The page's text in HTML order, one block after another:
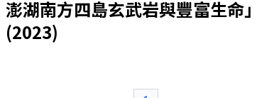
澎湖南方四島玄武岩與豐富生命」
(2023)